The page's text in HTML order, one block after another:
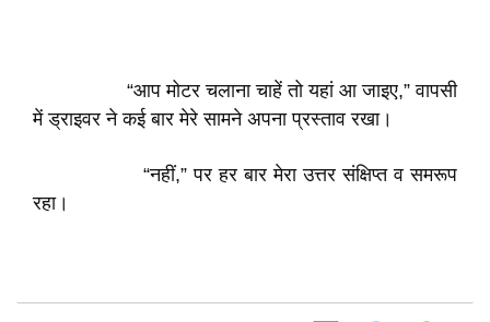
“आप मोटर चलाना चाहें तो यहां आ जाइए,” वापसी
में ड्राइवर ने कई बार मेरे सामने अपना प्रस्ताव रखा।
“नहीं,” पर हर बार मेरा उत्तर संक्षिप्त व समरूप
रहा।